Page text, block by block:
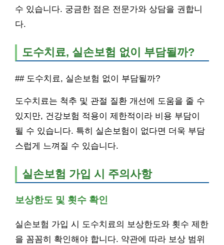
수 있습니다. 궁금한 점은 전문가와 상담을 권합니
다.
도수치료, 실손보험 없이 부담될까?
## 도수치료, 실손보험 없이 부담될까?
도수치료는 척추 및 관절 질환 개선에 도움을 줄 수
있지만, 건강보험 적용이 제한적이라 비용 부담이
될 수 있습니다. 특히 실손보험이 없다면 더욱 부담
스럽게 느껴질 수 있습니다.
실손보험 가입 시 주의사항
보상한도 및 횟수 확인
실손보험 가입 시 도수치료의 보상한도와 횟수 제한
을 꼼꼼히 확인해야 합니다. 약관에 따라 보상 범위